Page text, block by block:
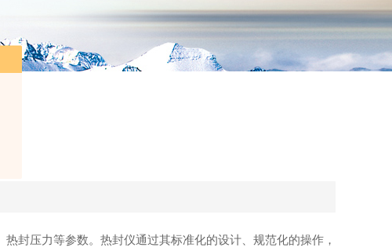
封压力等参数。热封仪通过其标准化的设计、规范化的操作，